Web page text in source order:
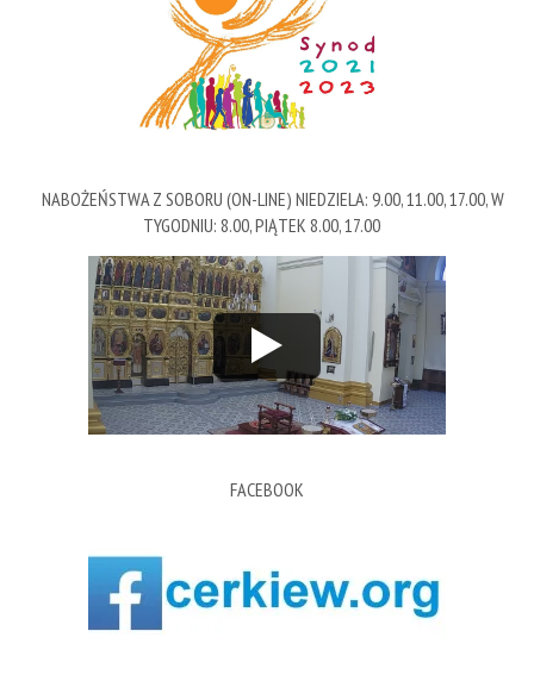
NABOŻEŃSTWA Z SOBORU (ON-LINE) NIEDZIELA: 9.00, 11.00, 17.00, W
TYGODNIU: 8.00, PIĄTEK 8.00, 17.00
FACEBOOK